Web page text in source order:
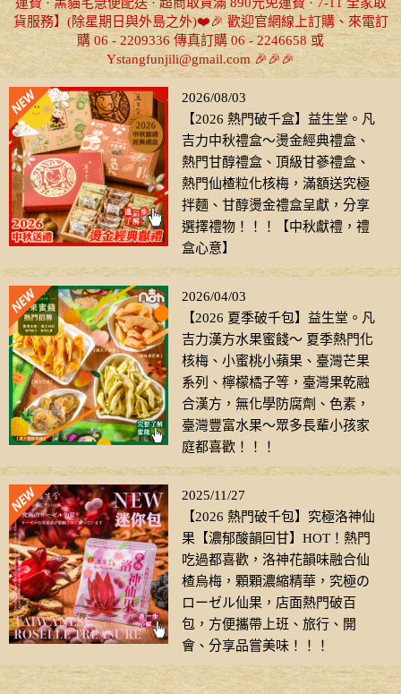
貨服務】(除星期日與外島之外)❤️🎉 歡迎官網線上訂購、來電訂
購 06 - 2209336 傳真訂購 06 - 2246658 或
Ystangfunjili@gmail.com 🎉🎉🎉
2026/08/03
【2026 熱門破千盒】益生堂。凡
吉力中秋禮盒～燙金經典禮盒、
熱門甘醇禮盒、頂級甘蔘禮盒、
熱門仙楂粒化核梅，滿額送究極
拌麵、甘醇燙金禮盒呈獻，分享
選擇禮物！！！【中秋獻禮，禮
盒心意】
2026/04/03
【2026 夏季破千包】益生堂。凡
吉力漢方水果蜜餞～ 夏季熱門化
核梅、小蜜桃小蘋果、臺灣芒果
系列、檸檬橘子等，臺灣果乾融
合漢方，無化學防腐劑、色素，
臺灣豐富水果～眾多長輩小孩家
庭都喜歡！！！
2025/11/27
【2026 熱門破千包】究極洛神仙
果【濃郁酸韻回甘】HOT！熱門
吃過都喜歡，洛神花韻味融合仙
楂烏梅，顆顆濃縮精華，究極の
ローゼル仙果，店面熱門破百
包，方便攜帶上班、旅行、開
會、分享品嘗美味！！！